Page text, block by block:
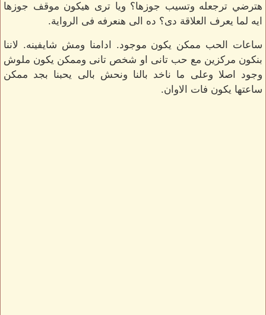
هترضي ترجعله وتسيب جوزها؟ ويا ترى هيكون موقف جوزها
ايه لما يعرف العلاقة دى؟ ده الى هنعرفه فى الرواية.
ساعات الحب ممكن يكون موجود. ادامنا ومش شايفينه. لاننا
بنكون مركزين مع حب تانى او شخص تانى وممكن يكون ملوش
وجود اصلا وعلى ما ناخد بالنا ونحش بالى يحبنا بجد ممكن
ساعتها يكون فات الاوان.